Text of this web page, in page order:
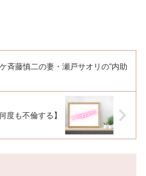
ケ斉藤慎二の妻・瀬戸サオリの“内助
度も不倫する】